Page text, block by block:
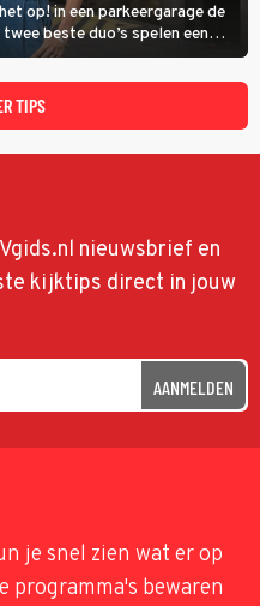
op! in een parkeergarage de
beste duo’s spelen een
onder anderen cabaretiers
TIPS
nieuwsbrief en
kijktips direct in jouw
AANMELDEN
je snel zien wat er op
programma's bewaren